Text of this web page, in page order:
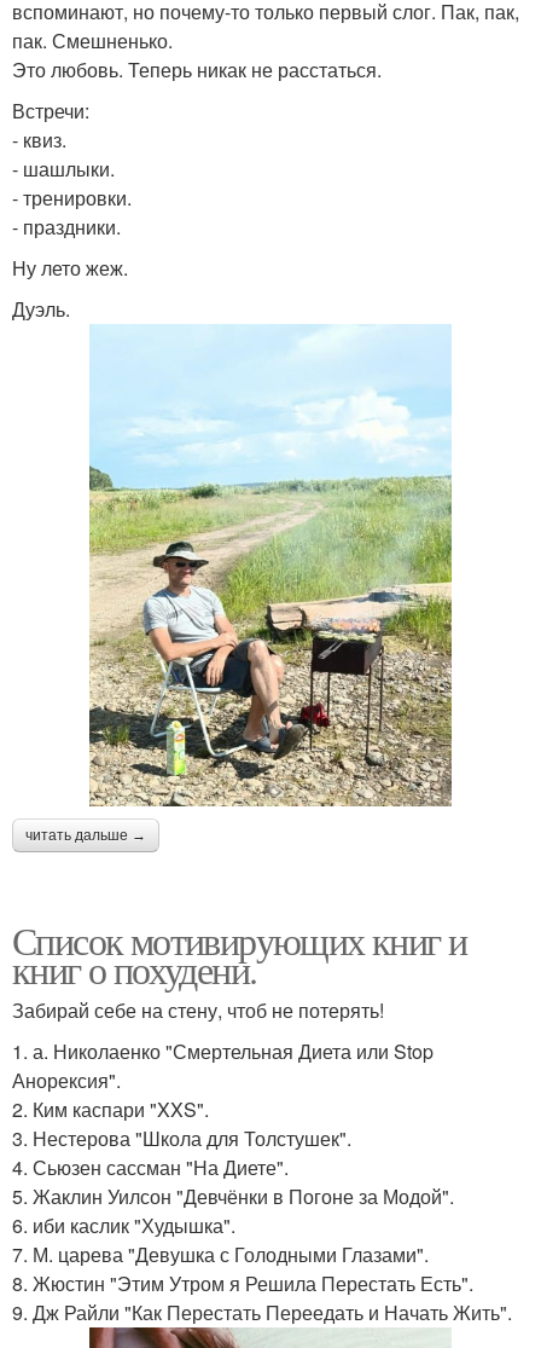
вспоминают, но почему-то только первый слог. Пак, пак,
пак. Смешненько.
Это любовь. Теперь никак не расстаться.
Встречи:
- квиз.
- шашлыки.
- тренировки.
- праздники.
Ну лето жеж.
Дуэль.
читать дальше →
Список мотивирующих книг и
книг о похудени.
Забирай себе на стену, чтоб не потерять!
1. а. Николаенко "Смертельная Диета или Stop
Анорексия".
2. Ким каспари "XXS".
3. Нестерова "Школа для Толстушек".
4. Сьюзен сассман "На Диете".
5. Жаклин Уилсон "Девчёнки в Погоне за Модой".
6. иби каслик "Худышка".
7. М. царева "Девушка с Голодными Глазами".
8. Жюстин "Этим Утром я Решила Перестать Есть".
9. Дж Райли "Как Перестать Переедать и Начать Жить".